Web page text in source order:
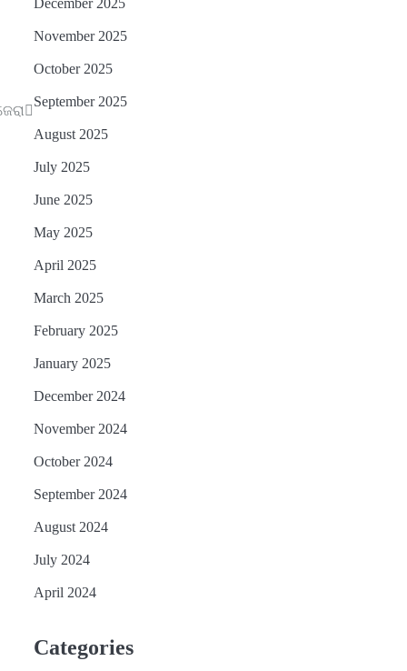
December 2025
November 2025
October 2025
September 2025
August 2025
July 2025
June 2025
May 2025
April 2025
March 2025
February 2025
January 2025
December 2024
November 2024
October 2024
September 2024
August 2024
July 2024
April 2024
Categories